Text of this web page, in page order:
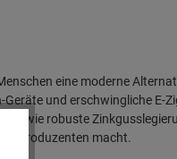
eine moderne
und erschwingliche E-
wie robuste
Produzenten macht.